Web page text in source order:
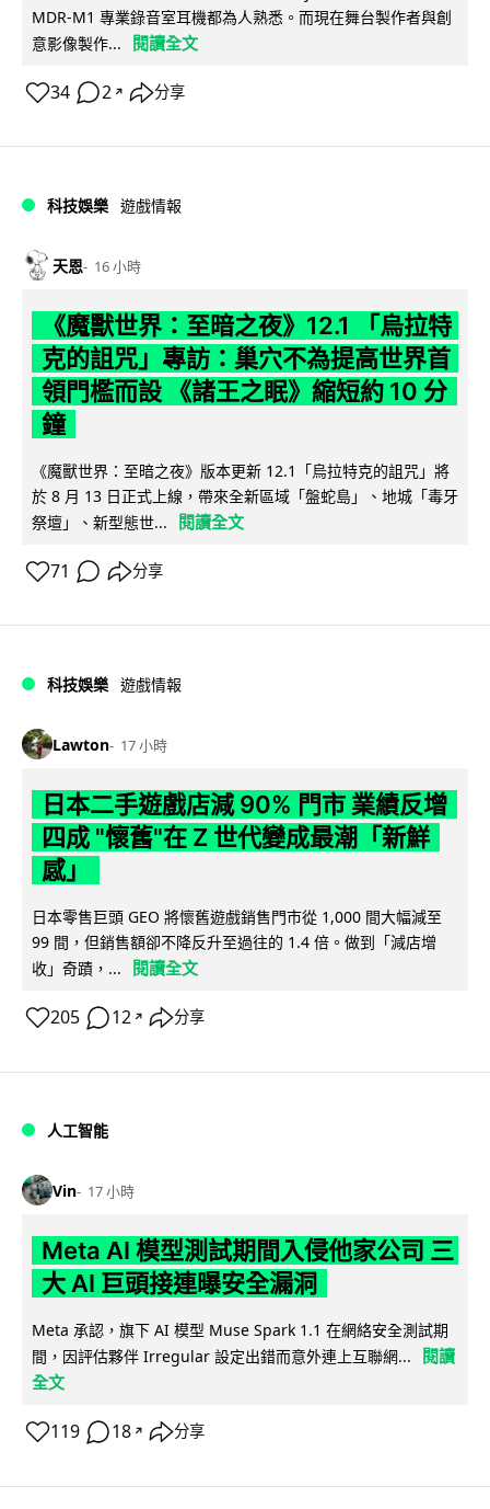
MDR-M1 專業錄音室耳機都為人熟悉。而現在舞台製作者與創
意影像製作...
閱讀全文
34 2 ↗ 分享
科技娛樂 遊戲情報
天恩 16 小時
《魔獸世界：至暗之夜》12.1 「烏拉特
克的詛咒」專訪：巢穴不為提高世界首
領門檻而設 《諸王之眠》縮短約 10 分
鐘
《魔獸世界：至暗之夜》版本更新 12.1「烏拉特克的詛咒」將
於 8 月 13 日正式上線，帶來全新區域「盤蛇島」、地城「毒牙
祭壇」、新型態世...
閱讀全文
71 分享
科技娛樂 遊戲情報
Lawton 17 小時
日本二手遊戲店減 90% 門市 業績反增
四成 "懷舊"在 Z 世代變成最潮「新鮮
感」
日本零售巨頭 GEO 將懷舊遊戲銷售門市從 1,000 間大幅減至
99 間，但銷售額卻不降反升至過往的 1.4 倍。做到「減店增
收」奇蹟，...
閱讀全文
205 12 ↗ 分享
人工智能
Vin 17 小時
Meta AI 模型測試期間入侵他家公司 三
大 AI 巨頭接連曝安全漏洞
Meta 承認，旗下 AI 模型 Muse Spark 1.1 在網絡安全測試期
間，因評估夥伴 Irregular 設定出錯而意外連上互聯網...
閱讀
全文
119 18 ↗ 分享